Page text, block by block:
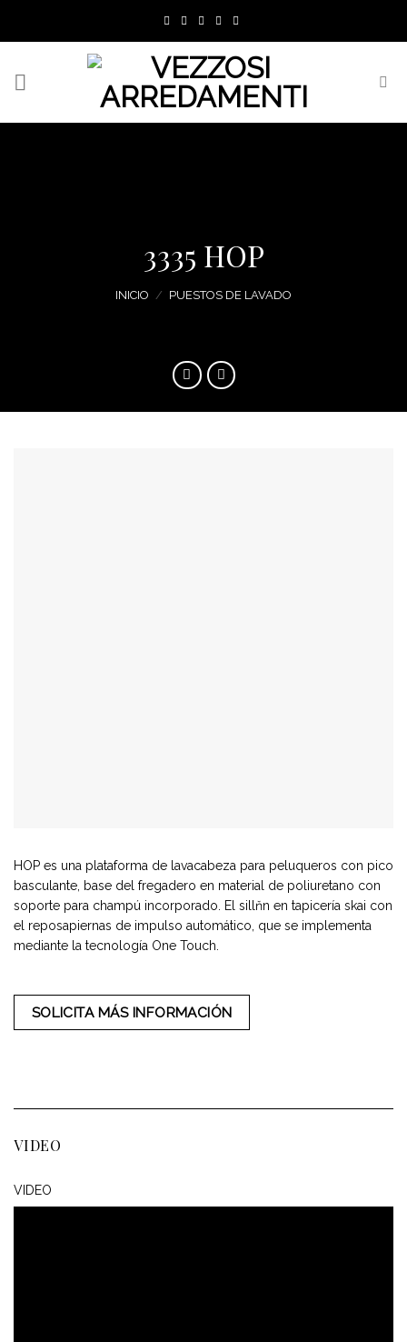
3335 HOP
INICIO / PUESTOS DE LAVADO
HOP es una plataforma de lavacabeza para peluqueros con pico
basculante, base del fregadero en material de poliuretano con
soporte para champú incorporado. El sillňn en tapicería skai con
el reposapiernas de impulso automático, que se implementa
mediante la tecnología One Touch.
SOLICITA MÁS INFORMACIÓN
VIDEO
VIDEO